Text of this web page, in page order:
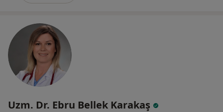
Uzm. Dr. Ebru Bellek Karakaş